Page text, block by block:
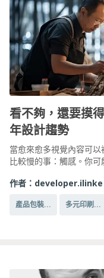
看不夠，還要摸
年設計趨勢
當愈來愈多視覺內容可
比較慢的事：觸感。你
作者： developer.ilinke
產品包裝... 多元印刷...